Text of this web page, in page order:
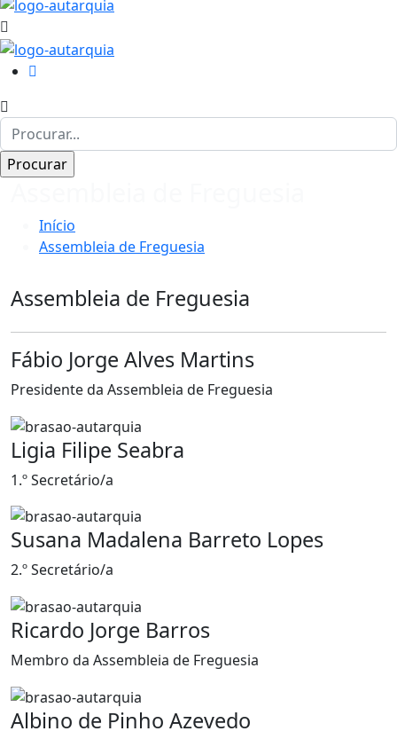
Início
Assembleia de Freguesia
Assembleia de Freguesia
Fábio Jorge Alves Martins
Presidente da Assembleia de Freguesia
Ligia Filipe Seabra
1.º Secretário/a
Susana Madalena Barreto Lopes
2.º Secretário/a
Ricardo Jorge Barros
Membro da Assembleia de Freguesia
Albino de Pinho Azevedo